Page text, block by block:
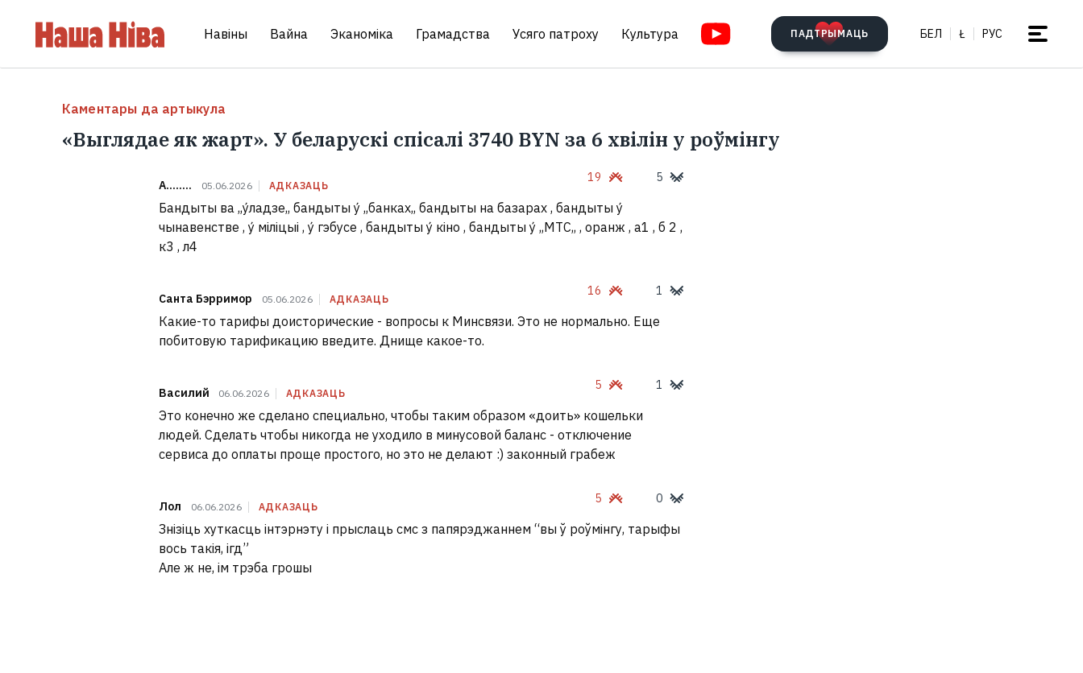
Навіны Вайна Эканоміка Грамадства Усяго патроху Культура ПАДТРЫМАЦЬ БЕЛ Ł РУС
Каментары да артыкула
«Выглядае як жарт». У беларускі спісалі 3740 BYN за 6 хвілін у роўмінгу
А........ 05.06.2026 АДКАЗАЦЬ
19 5
Бандыты ва ,,у́ладзе,, бандыты у́ ,,банках,, бандыты на базарах , бандыты у́
чынавенстве , у́ міліцыі , у́ гэбусе , бандыты у́ кіно , бандыты у́ ,,МТС,, , оранж , а1 , б 2 ,
к3 , л4
Санта Бэрримор 05.06.2026 АДКАЗАЦЬ
16 1
Какие-то тарифы доисторические - вопросы к Минсвязи. Это не нормально. Еще
побитовую тарификацию введите. Днище какое-то.
Василий 06.06.2026 АДКАЗАЦЬ
5 1
Это конечно же сделано специально, чтобы таким образом «доить» кошельки
людей. Сделать чтобы никогда не уходило в минусовой баланс - отключение
сервиса до оплаты проще простого, но это не делают :) законный грабеж
Лол 06.06.2026 АДКАЗАЦЬ
5 0
Знізіць хуткасць інтэрнэту і прыслаць смс з папярэджаннем “вы ў роўмінгу, тарыфы
вось такія, ігд”
Але ж не, ім трэба грошы